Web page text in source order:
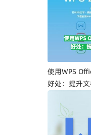
一步教你创
使用WPS
好处：提升